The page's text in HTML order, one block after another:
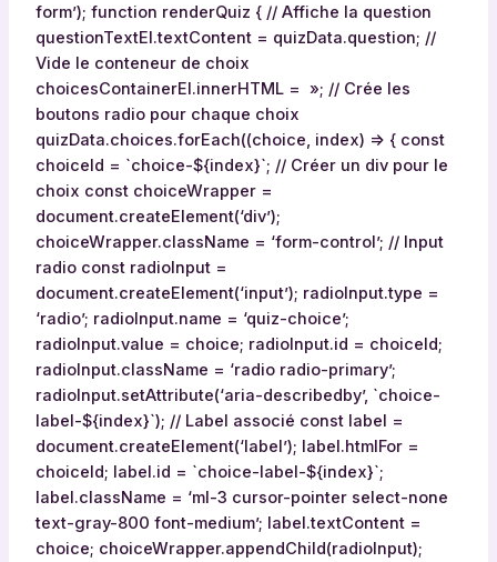
form’); function renderQuiz { // Affiche la question
questionTextEl.textContent = quizData.question; //
Vide le conteneur de choix
choicesContainerEl.innerHTML = »; // Crée les
boutons radio pour chaque choix
quizData.choices.forEach((choice, index) => { const
choiceId = `choice-${index}`; // Créer un div pour le
choix const choiceWrapper =
document.createElement(‘div’);
choiceWrapper.className = ‘form-control’; // Input
radio const radioInput =
document.createElement(‘input’); radioInput.type =
‘radio’; radioInput.name = ‘quiz-choice’;
radioInput.value = choice; radioInput.id = choiceId;
radioInput.className = ‘radio radio-primary’;
radioInput.setAttribute(‘aria-describedby’, `choice-
label-${index}`); // Label associé const label =
document.createElement(‘label’); label.htmlFor =
choiceId; label.id = `choice-label-${index}`;
label.className = ‘ml-3 cursor-pointer select-none
text-gray-800 font-medium’; label.textContent =
choice; choiceWrapper.appendChild(radioInput);